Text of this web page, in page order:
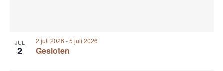
JUL
2 Gesloten
2 juli 2026 -5 juli 2026